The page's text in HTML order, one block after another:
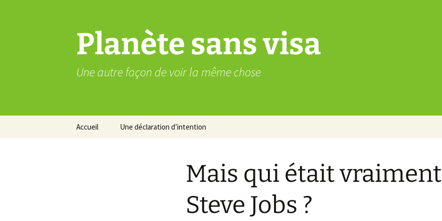
Planète sans visa
Une autre façon de voir la même chose
Accueil Une déclaration d’intention
Mais qui était vraiment
Steve Jobs ?